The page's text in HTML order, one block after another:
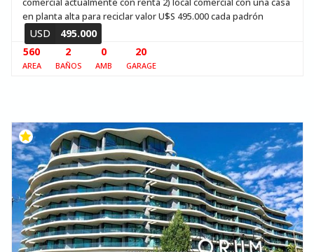
en planta alta para reciclar valor U$S 495.000 cada padrón
USD
495.000
560
AREA
2
BAÑOS
0
AMB
20
GARAGE